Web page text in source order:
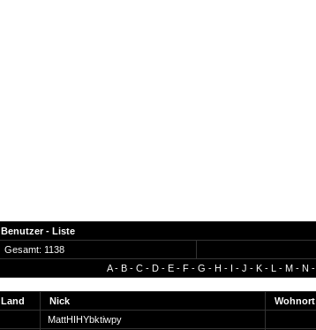
Benutzer - Liste
Gesamt: 1138
A- B - C - D - E - F - G - H - I - J - K - L - M - N -
Land Nick Wohnort
MattHIHYbktiwpy